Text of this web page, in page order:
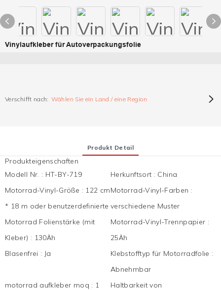
Vinylaufkleber für Autoverpackungsfolie
Verschifft nach: Wählen Sie ein Land / eine Region
Produkt Detail
Produkteigenschaften
Modell Nr. : HT-BY-719 Herkunftsort : China
Motorrad-Vinyl-Größe : 122 cm
* 18 m oder benutzerdefinierte
Motorrad-Vinyl-Farben :
verschiedene Muster
Motorrad Folienstärke (mit
Kleber) : 130Äh
Motorrad-Vinyl-Trennpapier :
25Äh
Blasenfrei : Ja Klebstofftyp für Motorradfolie :
Abnehmbar
motorrad aufkleber moq : 1
Haltbarkeit von